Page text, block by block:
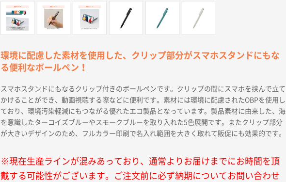
環境に配慮した素材を使用した、クリップ部分がスマホスタンドにもな
る便利なボールペン！
スマホスタンドにもなるクリップ付きのボールペンです。クリップの間にスマホを挟んで立て
かけることができ、動画視聴する際などに便利です。素材には環境に配慮されたOBPを使用し
ており、環境汚染軽減にもつながる優れたエコ製品となっています。製品素材に由来した、海
を意識したターコイズブルーやスモークブルーを取り入れた5色展開です。またクリップ部分
が大きいデザインのため、フルカラー印刷で名入れ範囲を大きく取れて販促にも効果的です。
※現在生産ラインが混みあっており、通常よりお届けまでにお時間を頂
戴する可能性がございます。ご注文前に必ず納期についてお問い合わせ